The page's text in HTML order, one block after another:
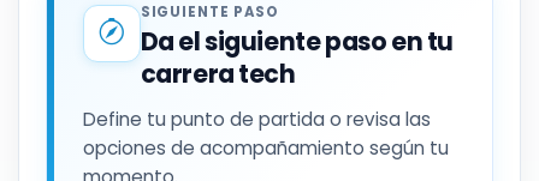
SIGUIENTE PASO
Da el siguiente paso en tu
carrera tech
Define tu punto de partida o revisa las
opciones de acompañamiento según tu